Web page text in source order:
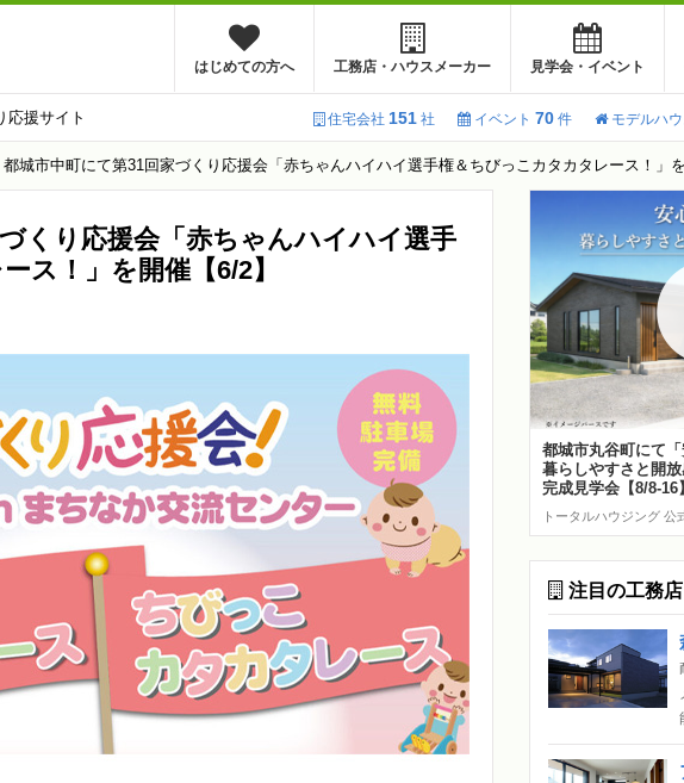
はじめての方へ 工務店・ハウスメーカー 見学会・イベント
応援サイト 住宅会社 151 社 イベント 70 件 モデルハ
都城市中町にて第31回家づくり応援会「赤ちゃんハイハイ選手権＆ちびっこカタカタレース！」を
くり応援会「赤ちゃんハイハイ選手
ス！」を開催【6/2】
都城市丸谷町にて「
暮らしやすさと開
完成見学会【8/8-16】
トータルハウジング 公
注目の工務